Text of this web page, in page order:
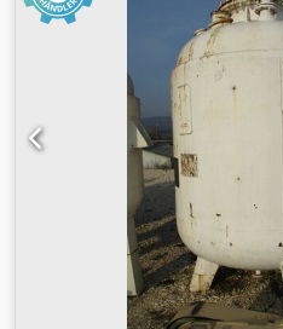
heads le/ri 2x110KW 2x132KW